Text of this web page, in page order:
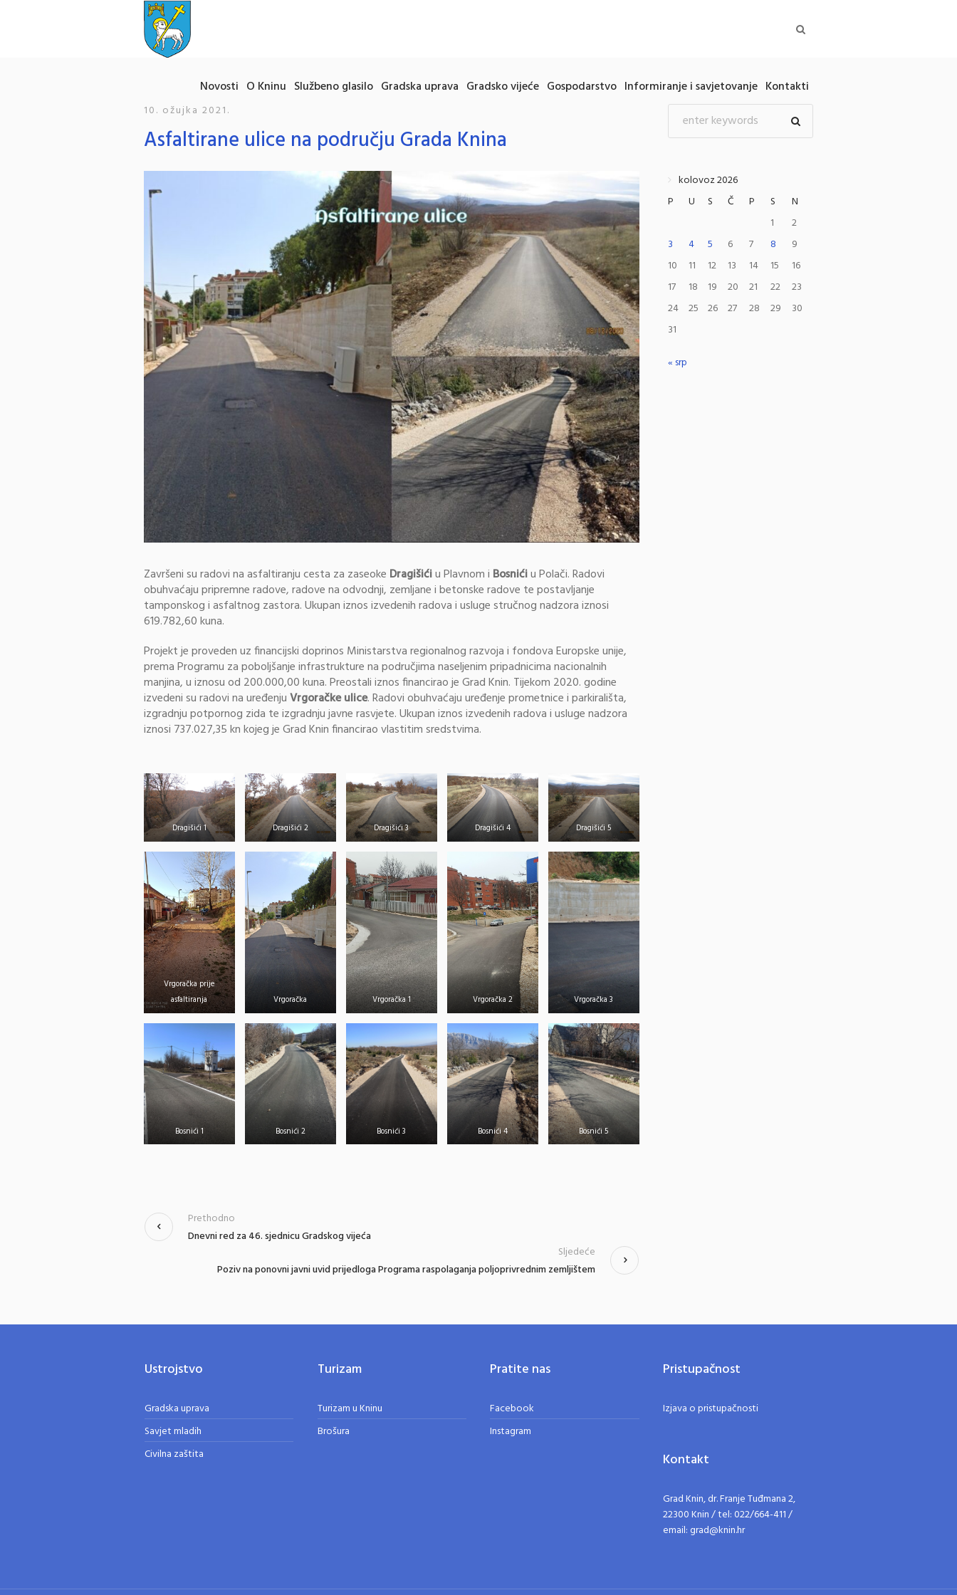
Novosti O Kninu Službeno glasilo Gradska uprava Gradsko vijeće Gospodarstvo Informiranje i savjetovanje Kontakti
10. ožujka 2021.
Asfaltirane ulice na području Grada Knina
Završeni su radovi na asfaltiranju cesta za zaseoke Dragišićiu Plavnom i Bosnićiu Polači. Radovi
obuhvaćaju pripremne radove, radove na odvodnji, zemljane i betonske radove te postavljanje
tamponskog i asfaltnog zastora. Ukupan iznos izvedenih radova i usluge stručnog nadzora iznosi
619.782,60 kuna.
Projekt je proveden uz financijski doprinos Ministarstva regionalnog razvoja i fondova Europske unije,
prema Programu za poboljšanje infrastrukture na područjima naseljenim pripadnicima nacionalnih
manjina, u iznosu od 200.000,00 kuna. Preostali iznos financirao je Grad Knin. Tijekom 2020. godine
izvedeni su radovi na uređenjuVrgoračke ulice. Radovi obuhvaćaju uređenje prometnice i parkirališta,
izgradnju potpornog zida te izgradnju javne rasvjete. Ukupan iznos izvedenih radova i usluge nadzora
iznosi 737.027,35 kn kojeg je Grad Knin financirao vlastitim sredstvima.
Dragišići 1 Dragišići 2 Dragišići 3 Dragišići 4 Dragišići 5
Vrgoračka prije
asfaltiranja
Vrgoračka Vrgoračka 1 Vrgoračka 2 Vrgoračka 3
Bosnići 1 Bosnići 2 Bosnići 3 Bosnići 4 Bosnići 5
Dnevni red za 46. sjednicu Gradskog vijeća
Prethodno
Poziv na ponovni javni uvid prijedloga Programa raspolaganja poljoprivrednim zemljištem
Sljedeće
kolovoz 2026
P
U S Č P S
N
1
2
3
4 5 6 7 8
9
10
11 12 13 14 15
16
17
18 19 20 21 22
23
24
25 26 27 28 29
30
31
« srp
Ustrojstvo
Gradska uprava
Savjet mladih
Civilna zaštita
Turizam
Turizam u Kninu
Brošura
Pratite nas
Facebook
Instagram
Pristupačnost
Izjava o pristupačnosti
Kontakt
Grad Knin, dr. Franje Tuđmana 2,
22300 Knin / tel: 022/664-411 /
email: grad@knin.hr